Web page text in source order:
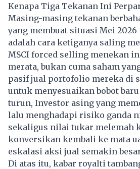
Kenapa Tiga Tekanan Ini
Masing-masing tekanan
yang membuat situasi Mei
adalah cara ketiganya saling
MSCI forced selling menekan
merata, bukan cuma saham
pasif jual portofolio mereka di
untuk menyesuaikan bobot
turun, Investor asing yang
lalu menghadapi risiko ganda
sekaligus nilai tukar melemah
konversikan kembali ke mata
eskalasi aksi jual semakin
Di atas itu, kabar royalti